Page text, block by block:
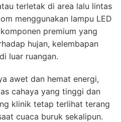
terletak di area lalu lintas
menggunakan lampu LED
premium yang
hujan, kelembapan
luar ruangan.
awet dan hemat energi,
cahaya yang tinggi dan
klinik tetap terlihat terang
cuaca buruk sekalipun.